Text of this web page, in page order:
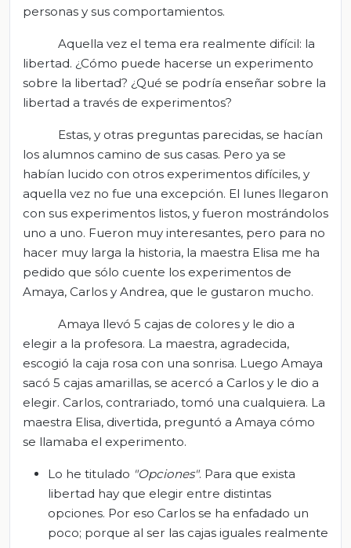
personas y sus comportamientos.
Aquella vez el tema era realmente difícil: la
libertad. ¿Cómo puede hacerse un experimento
sobre la libertad? ¿Qué se podría enseñar sobre la
libertad a través de experimentos?
Estas, y otras preguntas parecidas, se hacían
los alumnos camino de sus casas. Pero ya se
habían lucido con otros experimentos difíciles, y
aquella vez no fue una excepción. El lunes llegaron
con sus experimentos listos, y fueron mostrándolos
uno a uno. Fueron muy interesantes, pero para no
hacer muy larga la historia, la maestra Elisa me ha
pedido que sólo cuente los experimentos de
Amaya, Carlos y Andrea, que le gustaron mucho.
Amaya llevó 5 cajas de colores y le dio a
elegir a la profesora. La maestra, agradecida,
escogió la caja rosa con una sonrisa. Luego Amaya
sacó 5 cajas amarillas, se acercó a Carlos y le dio a
elegir. Carlos, contrariado, tomó una cualquiera. La
maestra Elisa, divertida, preguntó a Amaya cómo
se llamaba el experimento.
Lo he titulado "Opciones". Para que exista
libertad hay que elegir entre distintas
opciones. Por eso Carlos se ha enfadado un
poco; porque al ser las cajas iguales realmente